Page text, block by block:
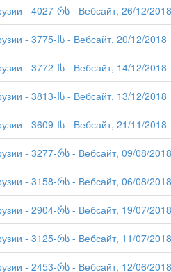
- 4027-რს - Вебсайт, 26/12/2018
- 3775-Iს - Вебсайт, 20/12/2018
- 3772-Iს - Вебсайт, 14/12/2018
- 3813-Iს - Вебсайт, 13/12/2018
- 3609-Iს - Вебсайт, 21/11/2018
- 3277-რს - Вебсайт, 09/08/2018
- 3158-რს - Вебсайт, 06/08/2018
- 2904-რს - Вебсайт, 19/07/2018
- 3125-რს - Вебсайт, 11/07/2018
- 2453-რს - Вебсайт, 12/06/2018